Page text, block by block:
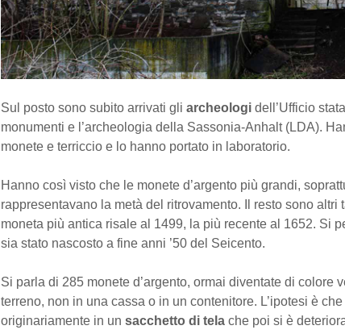
Sul posto sono subito arrivati gli archeologi dell’Ufficio
monumenti e l’archeologia della Sassonia-Anhalt (LDA).
monete e terriccio e lo hanno portato in laboratorio.
Hanno così visto che le monete d’argento più grandi,
rappresentavano la metà del ritrovamento. Il resto sono altri
moneta più antica risale al 1499, la più recente al 1652. Si
sia stato nascosto a fine anni ’50 del Seicento.
Si parla di 285 monete d’argento, ormai diventate di colore
terreno, non in una cassa o in un contenitore. L’ipotesi è
originariamente in un sacchetto di tela che poi si è